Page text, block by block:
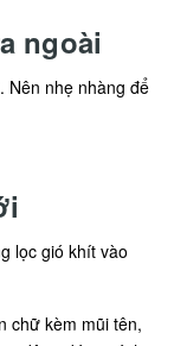
ngoài
Nên nhẹ nhàng để
lọc gió khít vào
chữ kèm mũi tên,